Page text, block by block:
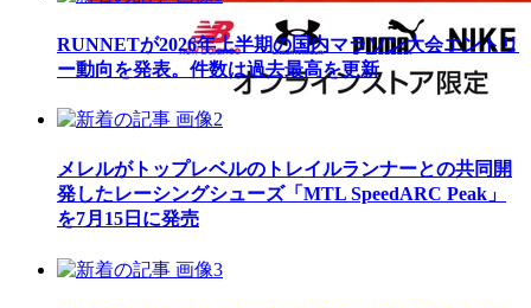
RUNNETが2026年上半期の国内マラソン大会エントリ
ー動向を発表。件数は過去最高を更新
メレルがトップレベルのトレイルランナーとの共同開
発したレーシングシューズ「MTL SpeedARC Peak」
を7月15日に発売